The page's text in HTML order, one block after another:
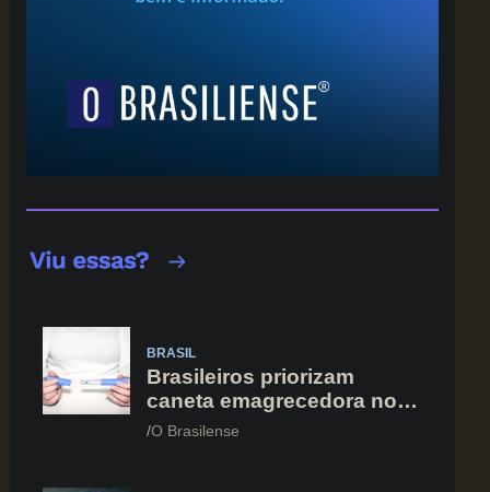
BRASIL
Brasileiros priorizam
caneta emagrecedora no
orçamento mesmo em
O Brasilense